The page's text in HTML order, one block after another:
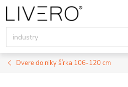
Prejsť
na
obsah
Dvere do niky šírka 106-120 cm